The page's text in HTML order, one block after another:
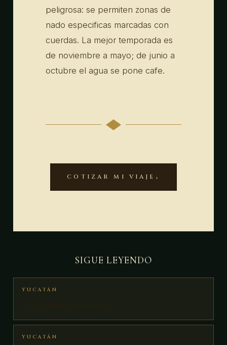
peligrosa: se permiten zonas de
nado especificas marcadas con
cuerdas. La mejor temporada es
de noviembre a mayo; de junio a
octubre el agua se pone cafe.
COTIZAR MI VIAJE
SIGUE LEYENDO
YUCATÁN
YUCATÁN